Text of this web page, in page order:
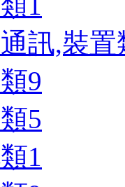
訊,裝置
9
5
1